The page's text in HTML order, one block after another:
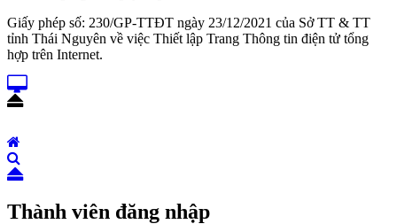
Giấy phép số: 230/GP-TTĐT ngày 23/12/2021 của Sở TT & TT
tỉnh Thái Nguyên về việc Thiết lập Trang Thông tin điện tử tổng
hợp trên Internet.
Thành viên đăng nhập